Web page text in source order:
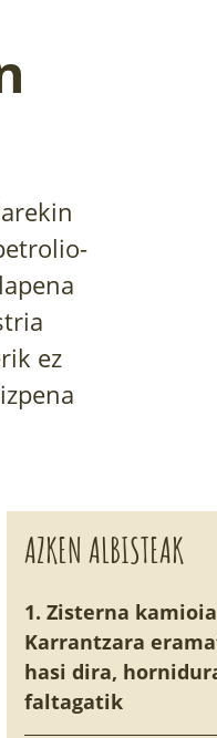
ez
AZKEN ALBISTEAK
1. Zisterna
Karrantzara
hasi dira,
faltagatik